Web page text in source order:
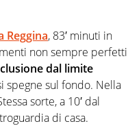
Reggina, 83′ minuti in
non sempre perfetti
dal limite
spegne sul fondo. Nella
sorte, a 10′ dal
di casa.